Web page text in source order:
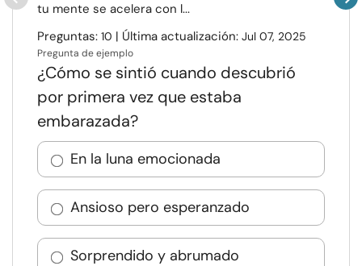
tu mente se acelera con l...
Preguntas: 10 | Última actualización: Jul 07, 2025
Pregunta de ejemplo
¿Cómo se sintió cuando descubrió
por primera vez que estaba
embarazada?
En la luna emocionada
Ansioso pero esperanzado
Sorprendido y abrumado